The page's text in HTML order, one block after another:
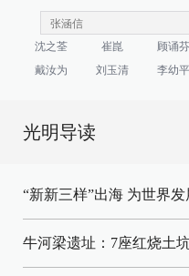
沈之荃 崔崑 顾诵芬
戴汝为
刘玉清 李幼平
光明导读
“新新三样”出海 为世界
牛河梁遗址：7座红烧土